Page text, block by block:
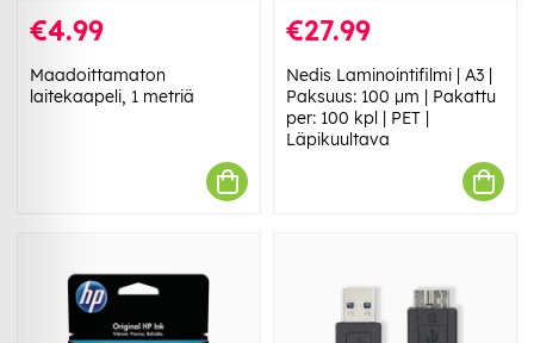
€4.99
Maadoittamaton
laitekaapeli, 1 metriä
€27.99
Nedis Laminointifilmi | A3 |
Paksuus: 100 µm | Pakattu
per: 100 kpl | PET |
Läpikuultava